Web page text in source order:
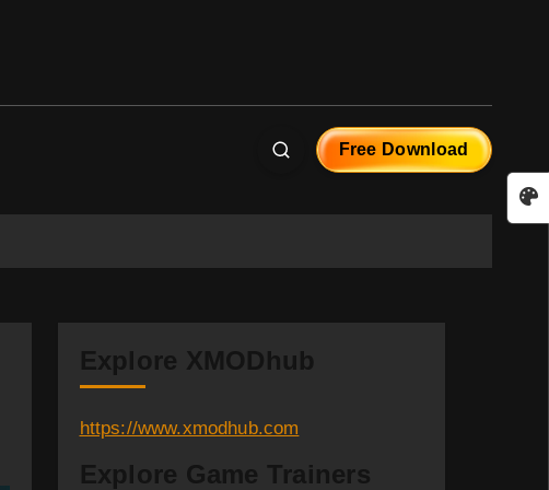
Free Download
Explore XMODhub
https://www.xmodhub.com
Explore Game Trainers